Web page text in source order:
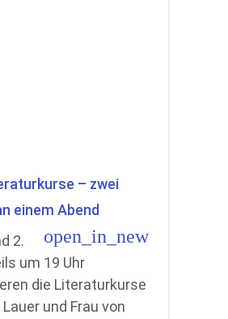
– zwei
einem Abend
open_in_new
2.
um 19 Uhr
die Literaturkurse
und Frau von